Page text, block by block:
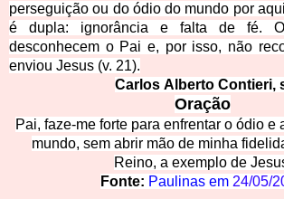
perseguição ou do ódio do mundo por
é dupla: ignorância e falta de fé.
desconhecem o Pai e, por isso, não
enviou Jesus (v. 21).
Carlos Alberto Contieri,
Oração
Pai, faze-me forte para enfrentar o ódio e
mundo, sem abrir mão de minha
Reino, a exemplo de
Fonte: Paulinas em 24/05/